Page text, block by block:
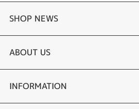
婚約指輪
結婚指輪
セットリング
SHOP NEWS
ふくい時計宝石修理研究所
タケウチのこだわり
ABOUT US
会社概要
INFORMATION